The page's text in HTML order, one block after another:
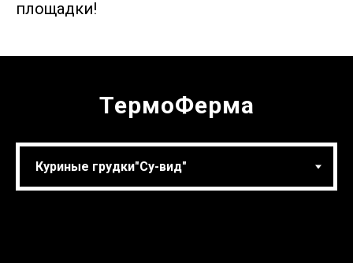
площадки!
ТермоФерма